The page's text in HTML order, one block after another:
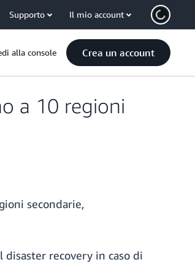
Supporto Il mio account
alla console Crea un account
a 10 regioni
secondarie,
recovery in caso di